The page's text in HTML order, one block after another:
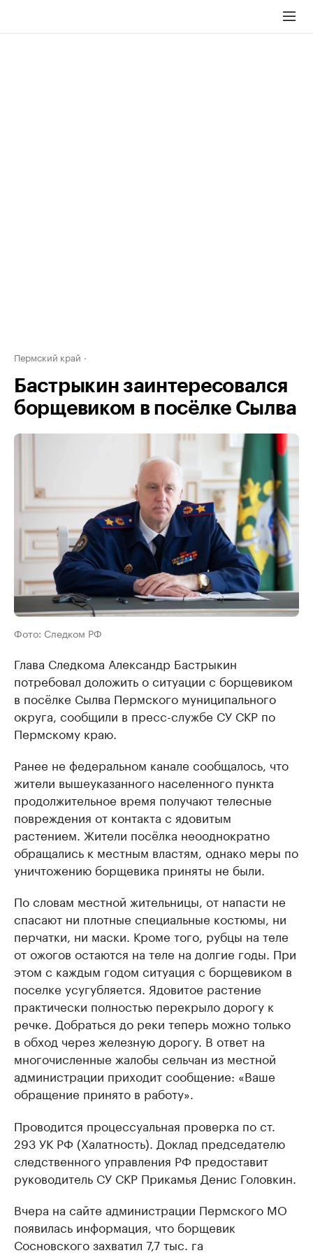
Пермский край
Бастрыкин заинтересовался
борщевиком в посёлке Сылва
Фото: Следком РФ
Глава Следкома Александр Бастрыкин
потребовал доложить о ситуации с борщевиком
в посёлке Сылва Пермского муниципального
округа, сообщили в пресс-службе СУ СКР по
Пермскому краю.
Ранее не федеральном канале сообщалось, что
жители вышеуказанного населенного пункта
продолжительное время получают телесные
повреждения от контакта с ядовитым
растением. Жители посёлка неооднократно
обращались к местным властям, однако меры по
уничтожению борщевика приняты не были.
По словам местной жительницы, от напасти не
спасают ни плотные специальные костюмы, ни
перчатки, ни маски. Кроме того, рубцы на теле
от ожогов остаются на теле на долгие годы. При
этом с каждым годом ситуация с борщевиком в
поселке усугубляется. Ядовитое растение
практически полностью перекрыло дорогу к
речке. Добраться до реки теперь можно только
в обход через железную дорогу. В ответ на
многочисленные жалобы сельчан из местной
администрации приходит сообщение: «Ваше
обращение принято в работу».
Проводится процессуальная проверка по ст.
293 УК РФ (Халатность). Доклад председателю
следственного управления РФ предоставит
руководитель СУ СКР Прикамья Денис Головкин.
Вчера на сайте администрации Пермского МО
появилась информация, что борщевик
Сосновского захватил 7,7 тыс. га